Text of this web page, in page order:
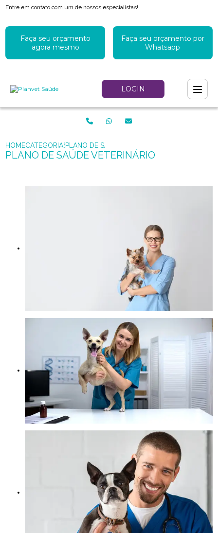
Entre em contato com um de nossos especialistas!
Faça seu orçamento
agora mesmo
Faça seu orçamento por
Whatsapp
LOGIN
HOMECATEGORIASPLANO DE SAÚDE VETERINÁRIO
PLANO DE SAÚDE VETERINÁRIO